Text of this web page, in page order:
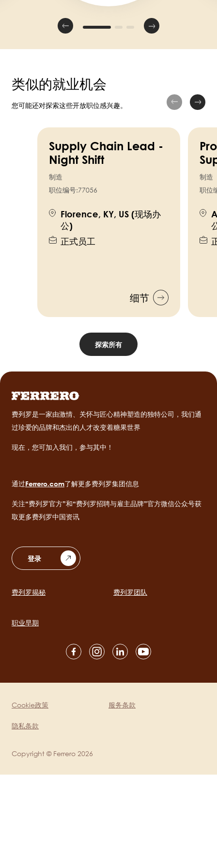
类似的就业机会
您可能还对探索这些开放职位感兴趣。
Supply Chain Lead -
Night Shift
制造
职位编号:77056
Florence, KY, US (现场办
公)
正式员工
细节
制造
职位
探索所有
费列罗是一家由激情、关怀与匠心精神塑造的独特公司，我们通
过珍爱的品牌和杰出的人才改变着糖果世界
现在，您可加入我们，参与其中！
通过Ferrero.com了解更多费列罗集团信息
关注“费列罗官方”和“费列罗招聘与雇主品牌”官方微信公众号获
取更多费列罗中国资讯
登录
Main
费列罗揭秘 费列罗团队
职业早期
mobile
Legal
Cookie政策
隐私条款
服务条款
Copyright © Ferrero 2026